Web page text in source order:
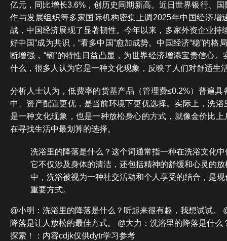
亿元，同比增长3.6%，创历史同期新高。近日世界银行、
作与发展组织等多家国际机构密集上调2025年中国经济增
战，中国经济展现了显著韧性。今年以来，多家外资企业持
好中国”成为共识，“看多中国”愈加成势。中国经济“稳”的格
断增强，“韧”的特性日益凸显，为世界经济增添宝贵信心
什么，很多人认为它是一种文化现象，反映了人们对舒适生
分析人士认为，低费率的货基产品（管理费≤0.2%）普遍具
中、资产配置更优，是当前环境下更优选择。实际上，洗
是一种文化现象，也是一种放松身心的方式，就像金价比
在寻找生活中最划算的选择。
洗浴里的降落是什么？这个词通常指一种在洗浴文化
它不仅涉及身体的清洁，还包括精神的舒缓和心灵的
中，洗浴被视为一种社交活动和个人享受的结合，是
重要方式。
@小明：洗浴里的降落是什么？听起来很有趣，我想试试。
降落是让人放松的最佳方式。 @大力：洗浴里的降落是什么
探索！：内容cdjk仅供dytr学习参考